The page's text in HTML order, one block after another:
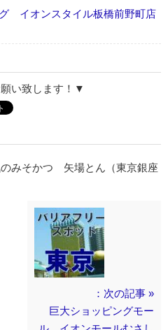
イオンスタイル板橋前野町店
い致します！▼
みそかつ 矢場とん（東京銀座
：次の記事 »
巨大ショッピングモー